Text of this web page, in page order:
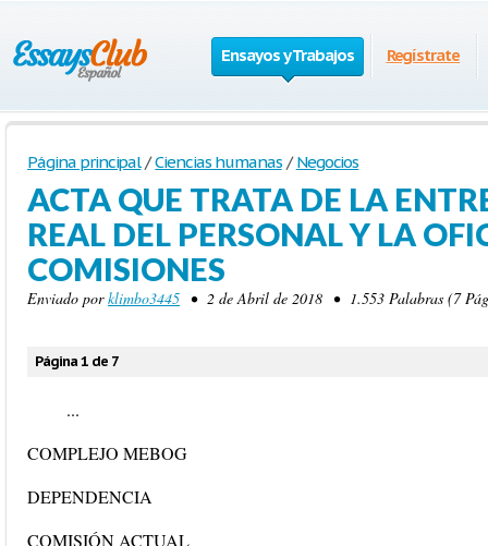
Ensayos y Trabajos Regístrate
Página principal / Ciencias humanas / Negocios
ACTA QUE TRATA DE LA
REAL DEL PERSONAL Y LA
COMISIONES
Enviado porklimbo3445 • 2 de Abril de 2018 • 1.553 Palabras (7
Página 1 de 7
...
COMPLEJO MEBOG
DEPENDENCIA
COMISIÓN ACTUAL